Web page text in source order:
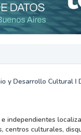
y Desarrollo Cultural I
independientes
centros culturales,